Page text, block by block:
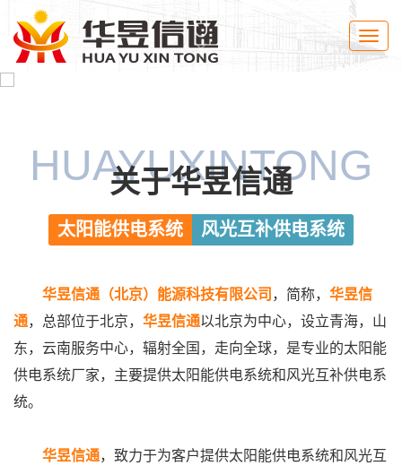
Toggle
HUAYUXINTONG
关于华昱信通
太阳能供电系统 风光互补供电系统
华昱信通（北京）能源科技有限公司 ，简称， 华昱信
通，总部位于北京， 华昱信通以北京为中心，设立青海，山
东，云南服务中心，辐射全国，走向全球，是专业的太阳能
供电系统厂家，主要提供太阳能供电系统和风光互补供电系
统。
华昱信通，致力于为客户提供太阳能供电系统和风光互